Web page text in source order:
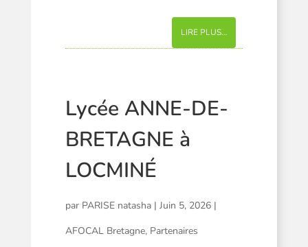
LIRE PLUS…
Lycée ANNE-DE-
BRETAGNE à
LOCMINÉ
par PARISE natasha| Juin 5, 2026|
AFOCAL Bretagne, Partenaires